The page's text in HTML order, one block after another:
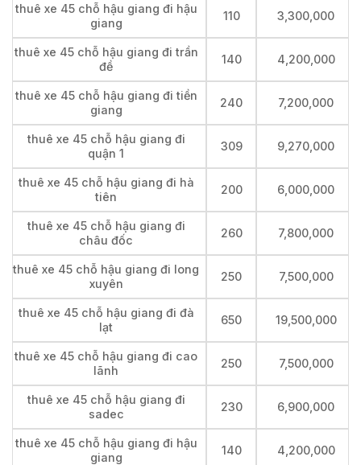
thuê xe 45 chỗ hậu giang đi hậu
giang
110 3,300,000
thuê xe 45 chỗ hậu giang đi trần
đề
140 4,200,000
thuê xe 45 chỗ hậu giang đi tiền
giang
240 7,200,000
thuê xe 45 chỗ hậu giang đi
quận 1
309 9,270,000
thuê xe 45 chỗ hậu giang đi hà
tiên
200 6,000,000
thuê xe 45 chỗ hậu giang đi
châu đốc
260 7,800,000
thuê xe 45 chỗ hậu giang đi long
xuyên
250 7,500,000
thuê xe 45 chỗ hậu giang đi đà
lạt
650 19,500,000
thuê xe 45 chỗ hậu giang đi cao
lãnh
250 7,500,000
thuê xe 45 chỗ hậu giang đi
sadec
230 6,900,000
thuê xe 45 chỗ hậu giang đi hậu
giang
140 4,200,000